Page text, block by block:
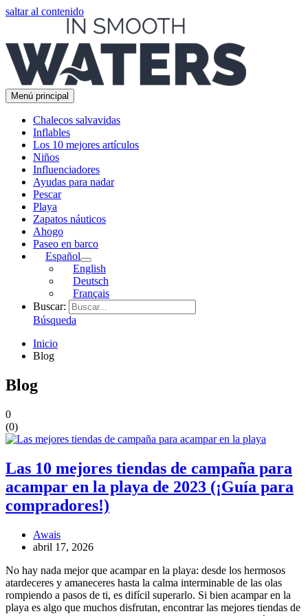
saltar al contenido
Menú principal
Chalecos salvavidas
Inflables
Los 10 mejores artículos
Niños
Influenciadores
Ayudas para nadar
Pescar
Playa
Zapatos náuticos
Ahogo
Paseo en barco
Español
English
Deutsch
Français
Buscar:
Búsqueda
Inicio
Blog
Blog
0
(0)
Las 10 mejores tiendas de campaña para
acampar en la playa de 2023 (¡Guía para
compradores!)
Awais
abril 17, 2026
No hay nada mejor que acampar en la playa: desde los hermosos
atardeceres y amaneceres hasta la calma interminable de las olas
rompiendo a pasos de ti, es difícil superarlo. Si bien acampar en la
playa es algo que muchos disfrutan, encontrar las mejores tiendas de